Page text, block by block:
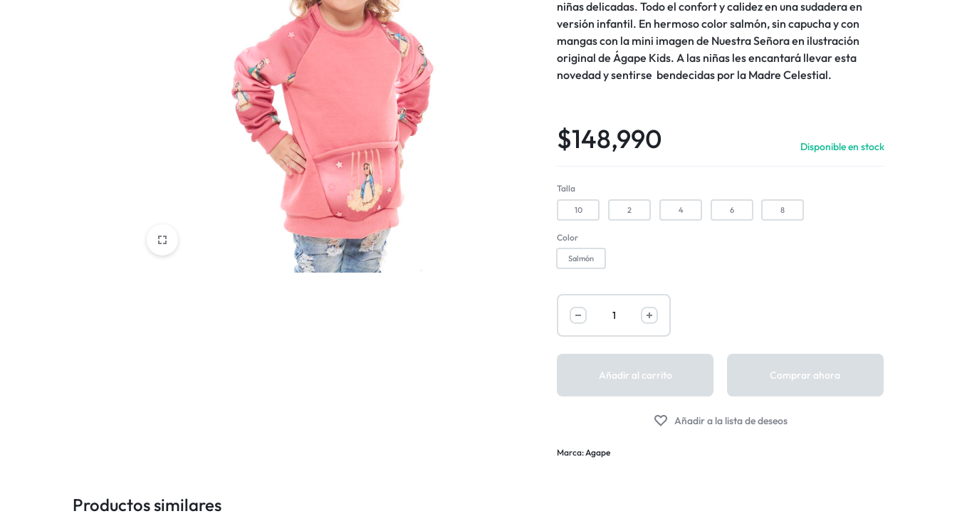
EMPRENDEDORES,
OFRECEN
ARTÍCULOS
EN
niñas delicadas. Todo el confort y calidez en una sudadera en
versión infantil. En hermoso color salmón, sin capucha y con
mangas con la mini imagen de Nuestra Señora en ilustración
original de Ágape Kids. A las niñas les encantará llevar esta
novedad y sentirse bendecidas por la Madre Celestial.
$148,990 Disponible en stock
Talla
10 2 4 6 8
Color
Salmón
Añadir al carrito Comprar ahora
Marca:Agape
Productos similares